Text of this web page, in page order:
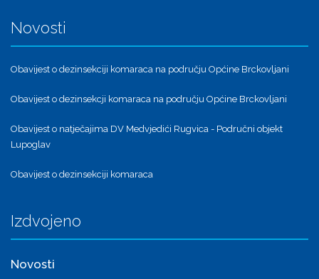
Novosti
Obavijest o dezinsekciji komaraca na području Općine Brckovljani
Obavijest o dezinsekcji komaraca na području Općine Brckovljani
Obavijest o natječajima DV Medvjedići Rugvica - Područni objekt
Lupoglav
Obavijest o dezinsekciji komaraca
Izdvojeno
Novosti